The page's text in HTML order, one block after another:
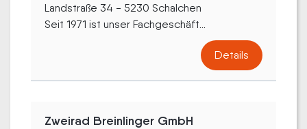
Landstraße 34 - 5230 Schalchen
Seit 1971 ist unser Fachgeschäft...
Details
Zweirad Breinlinger GmbH